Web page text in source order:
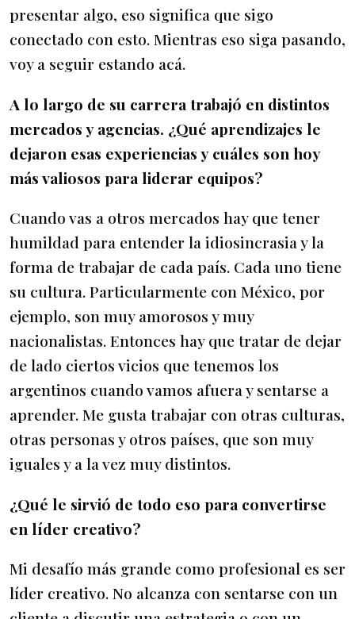
presentar algo, eso significa que sigo
conectado con esto. Mientras eso siga pasando,
voy a seguir estando acá.
A lo largo de su carrera trabajó en distintos
mercados y agencias. ¿Qué aprendizajes le
dejaron esas experiencias y cuáles son hoy
más valiosos para liderar equipos?
Cuando vas a otros mercados hay que tener
humildad para entender la idiosincrasia y la
forma de trabajar de cada país. Cada uno tiene
su cultura. Particularmente con México, por
ejemplo, son muy amorosos y muy
nacionalistas. Entonces hay que tratar de dejar
de lado ciertos vicios que tenemos los
argentinos cuando vamos afuera y sentarse a
aprender. Me gusta trabajar con otras culturas,
otras personas y otros países, que son muy
iguales y a la vez muy distintos.
¿Qué le sirvió de todo eso para convertirse
en líder creativo?
Mi desafío más grande como profesional es ser
líder creativo. No alcanza con sentarse con un